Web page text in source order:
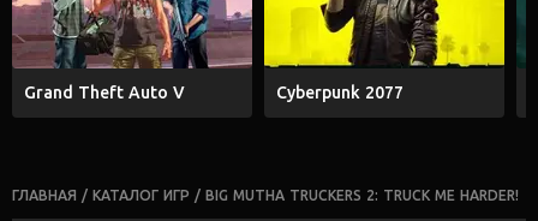
Grand Theft Auto V Cyberpunk 2077
ГЛАВНАЯ / КАТАЛОГ ИГР / BIG MUTHA TRUCKERS 2: TRUCK ME HARDER!